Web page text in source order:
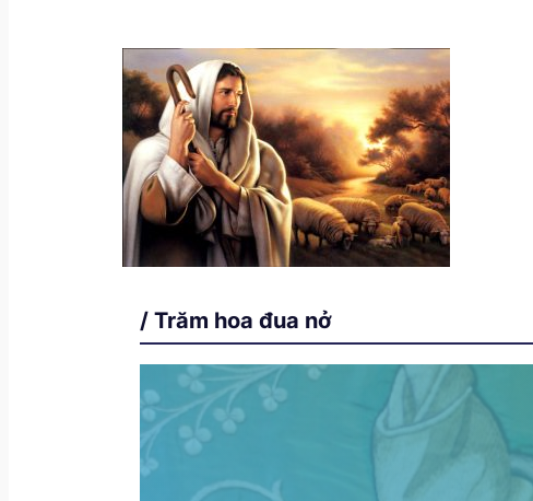
/ Trăm hoa đua nở